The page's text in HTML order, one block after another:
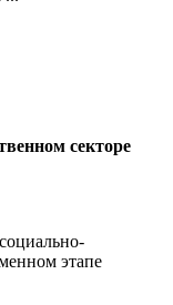
секторе
этапе